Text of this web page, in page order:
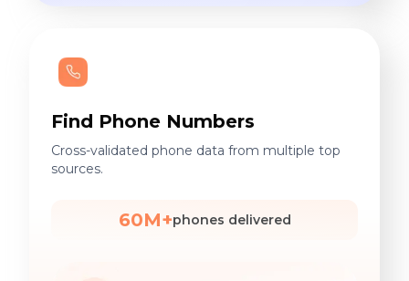
Find Phone Numbers
Cross-validated phone data from multiple top
sources.
60M+phones delivered